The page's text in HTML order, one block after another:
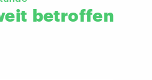
betroffen